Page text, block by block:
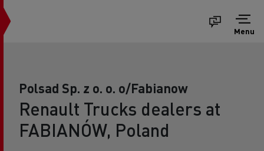
Menu
Polsad Sp. z o. o. o/Fabianow
Renault Trucks dealers at
FABIANÓW, Poland